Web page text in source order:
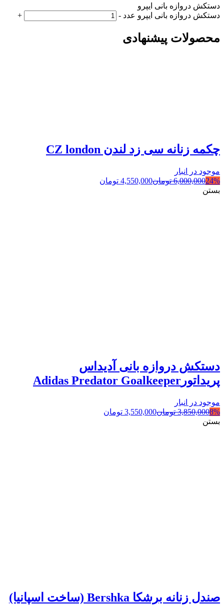
دستکش دروازه بانی ایپرو
دستکش دروازه بانی ایپرو عدد -
+
محصولات پیشنهادی
چکمه زنانه سی زد لندن CZ london
موجود در انبار
24%
6,000,000 تومان4,550,000 تومان
بستن
دستکش دروازه بانی آدیداس
پریداتورAdidas Predator Goalkeeper
موجود در انبار
8%
3,850,000 تومان3,550,000 تومان
بستن
صندل زنانه برشکا Bershka (ساخت اسپانیا)